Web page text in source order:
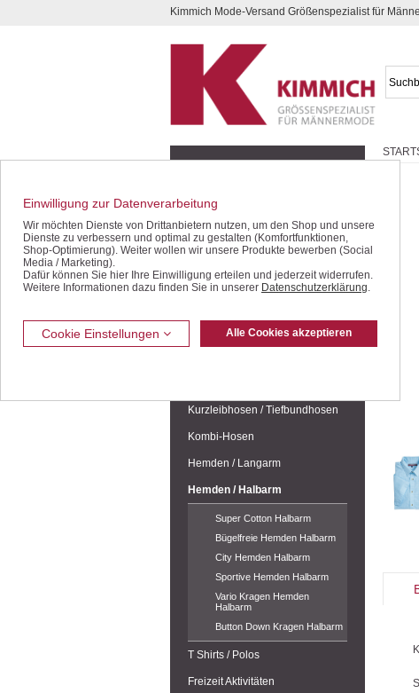
Kompletten Head der Seite überspringenKimmich Mode-Versand Größenspezialist für
Schnäppchen / SALE
Jacken / Blousons
Sakkos / Janker
Anzüge / Baukasten
Jeans / Denim
Kurzleibhosen / Tiefbundhosen
Kombi-Hosen
Hemden / Langarm
Hemden / Halbarm
Super Cotton Halbarm
Bügelfreie Hemden Halbarm
City Hemden Halbarm
Sportive Hemden Halbarm
Vario Kragen Hemden
Halbarm
Button Down Kragen Halbarm
T Shirts / Polos
Freizeit Aktivitäten
Einwilligung zur Datenverarbeitung
Wir möchten Dienste von Drittanbietern nutzen, um den Shop und unsere
Dienste zu verbessern und optimal zu gestalten (Komfortfunktionen,
Shop-Optimierung). Weiter wollen wir unsere Produkte bewerben (Social
Media / Marketing).
Dafür können Sie hier Ihre Einwilligung erteilen und jederzeit widerrufen.
Weitere Informationen dazu finden Sie in unserer Datenschutzerklärung.
Cookie Einstellungen Alle Cookies akzeptieren